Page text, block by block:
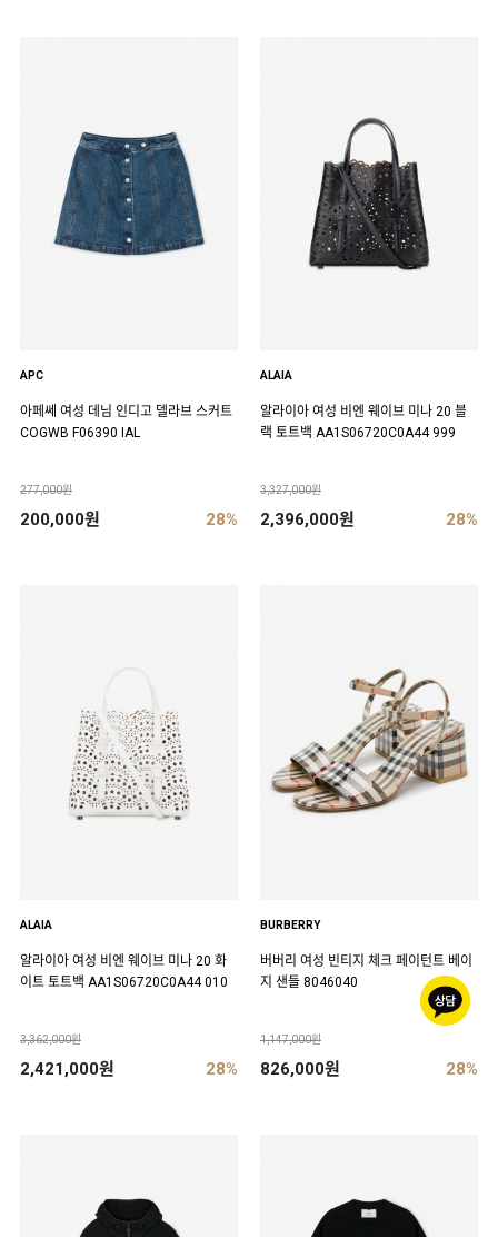
APC
아페쎄 여성 데님 인디고 델라브 스커트
COGWB F06390 IAL
277,000원
200,000원 28%
ALAIA
알라이아 여성 비엔 웨이브 미나 20 블
랙 토트백 AA1S06720C0A44 999
3,327,000원
2,396,000원 28%
ALAIA
알라이아 여성 비엔 웨이브 미나 20 화
이트 토트백 AA1S06720C0A44 010
3,362,000원
2,421,000원 28%
BURBERRY
버버리 여성 빈티지 체크 페이턴트 베이
지 샌들 8046040
1,147,000원
826,000원 28%